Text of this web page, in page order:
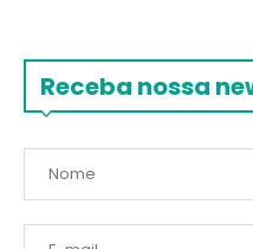
Receba nossa